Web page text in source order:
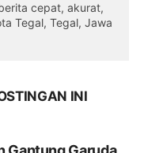
cepat, akurat,
Tegal, Tegal, Jawa
INI